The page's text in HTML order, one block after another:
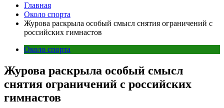
Главная
Около спорта
Журова раскрыла особый смысл снятия ограничений с
российских гимнастов
Около спорта
Журова раскрыла особый смысл
снятия ограничений с российских
гимнастов